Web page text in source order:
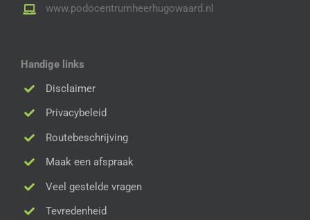
www.podocentrumheerhugowaard.nl
Handige links
Disclaimer
Privacybeleid
Routebeschrijving
Maak een afspraak
Veel gestelde vragen
Tevredenheid